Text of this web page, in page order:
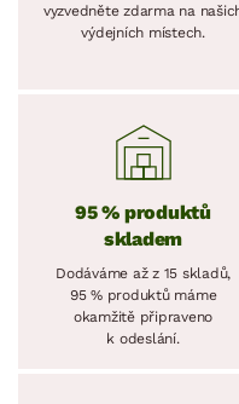
vyzvedněte zdarma na
výdejních místech.
95 % produktů
skladem
Dodáváme až z 15 skladů,
95 % produktů máme
okamžitě připraveno
k odeslání.